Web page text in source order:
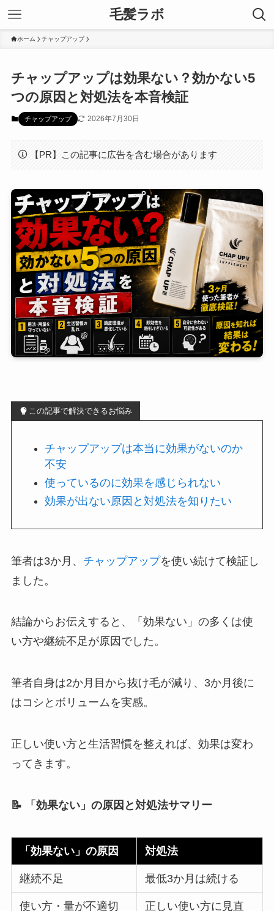
毛髪ラボ
ホーム チャップアップ
チャップアップは効果ない？効かない5
つの原因と対処法を本音検証
チャップアップ 2026年7月30日
【PR】この記事に広告を含む場合があります
この記事で解決できるお悩み
チャップアップは本当に効果がないのか
不安
使っているのに効果を感じられない
効果が出ない原因と対処法を知りたい
筆者は3か月、 チャップアップを使い続けて検証し
ました。
結論からお伝えすると、「効果ない」の多くは使
い方や継続不足が原因でした。
筆者自身は2か月目から抜け毛が減り、3か月後に
はコシとボリュームを実感。
正しい使い方と生活習慣を整えれば、効果は変わ
ってきます。
📝 「効果ない」の原因と対処法サマリー
「効果ない」の原因 対処法
継続不足 最低3か月は続ける
使い方・量が不適切
正しい使い方に見直